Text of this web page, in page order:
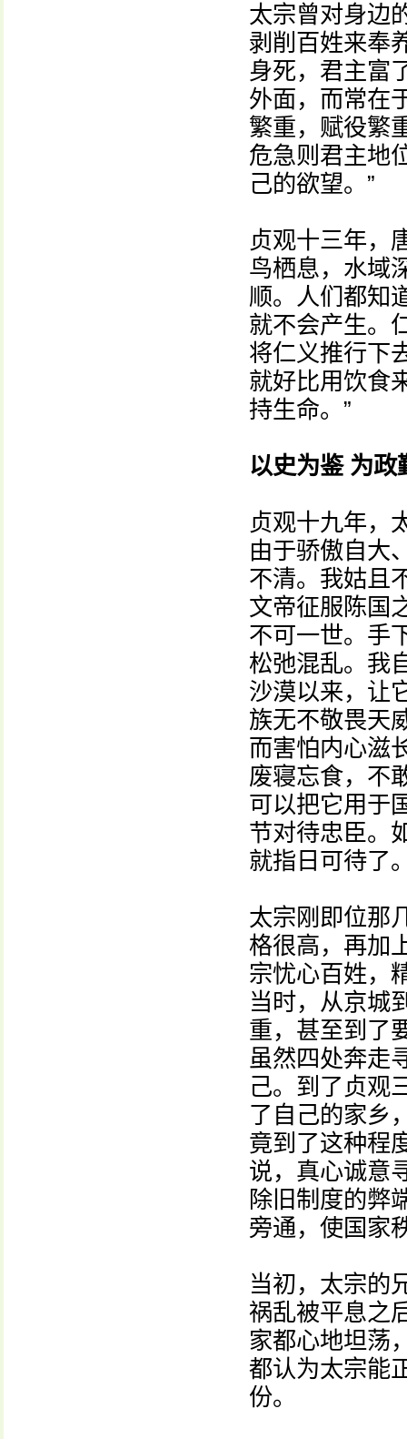
太宗曾对身边
剥削百姓来奉
身死，君主富
外面，而常在
繁重，赋役繁
危急则君主地
己的欲望。”
贞观十三年，
鸟栖息，水域
顺。人们都知
就不会产生。
将仁义推行下
就好比用饮食
持生命。”
以史为鉴 为政
贞观十九年，
由于骄傲自大
不清。我姑且
文帝征服陈国
不可一世。手
松弛混乱。我
沙漠以来，让
族无不敬畏天
而害怕内心滋
废寝忘食，不
可以把它用于
节对待忠臣。
就指日可待了
太宗刚即位那
格很高，再加
宗忧心百姓，
当时，从京城
重，甚至到了
虽然四处奔走
己。到了贞观
了自己的家乡
竟到了这种程
说，真心诚意
除旧制度的弊
旁通，使国家
当初，太宗的
祸乱被平息之
家都心地坦荡
都认为太宗能
份。